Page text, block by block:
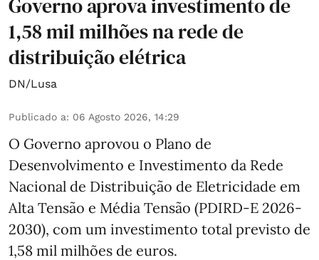
Governo aprova investimento de
1,58 mil milhões na rede de
distribuição elétrica
DN/Lusa
Publicado a: 06 Agosto 2026, 14:29
O Governo aprovou o Plano de
Desenvolvimento e Investimento da Rede
Nacional de Distribuição de Eletricidade em
Alta Tensão e Média Tensão (PDIRD-E 2026-
2030), com um investimento total previsto de
1,58 mil milhões de euros.